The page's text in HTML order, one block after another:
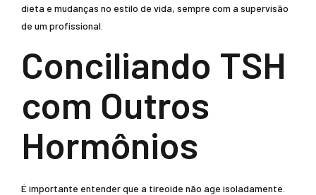
dieta e mudanças no estilo de vida, sempre com a supervisão
de um profissional.
Conciliando TSH
com Outros
Hormônios
É importante entender que a tireoide não age isoladamente.